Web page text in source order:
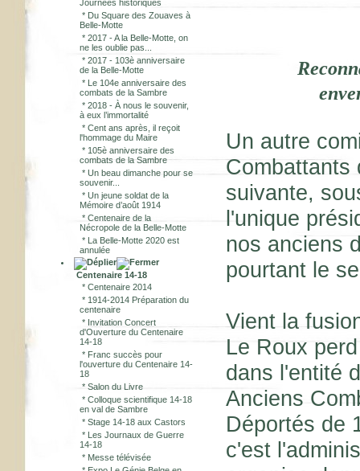
Journées historiques
* Du Square des Zouaves à
Belle-Motte
* 2017 - A la Belle-Motte, on
ne les oublie pas...
* 2017 - 103è anniversaire
de la Belle-Motte
* Le 104e anniversaire des
combats de la Sambre
* 2018 - À nous le souvenir,
à eux l’immortalité
* Cent ans après, il reçoit
l'hommage du Maire
* 105è anniversaire des
combats de la Sambre
* Un beau dimanche pour se
souvenir...
* Un jeune soldat de la
Mémoire d’août 1914
* Centenaire de la
Nécropole de la Belle-Motte
* La Belle-Motte 2020 est
annulée
Centenaire 14-18
* Centenaire 2014
* 1914-2014 Préparation du
centenaire
* Invitation Concert
d'Ouverture du Centenaire
14-18
* Franc succès pour
l'ouverture du Centenaire 14-
18
* Salon du Livre
* Colloque scientifique 14-18
en val de Sambre
* Stage 14-18 aux Castors
* Les Journaux de Guerre
14-18
* Messe télévisée
Un autre
Combattants
suivante,
l'unique
nos anciens
pourtant le
Vient la
Le Roux
dans l'entité
Anciens
Déportés de
c'est